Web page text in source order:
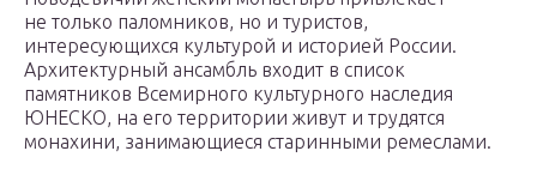
не только паломников, но и туристов,
интересующихся культурой и историей России.
Архитектурный ансамбль входит в список
памятников Всемирного культурного наследия
ЮНЕСКО, на его территории живут и трудятся
монахини, занимающиеся старинными ремеслами.